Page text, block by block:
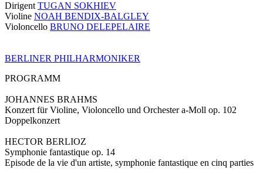
Dirigent TUGAN SOKHIEV
Violine NOAH BENDIX-BALGLEY
Violoncello BRUNO DELEPELAIRE
BERLINER PHILHARMONIKER
PROGRAMM
JOHANNES BRAHMS
Konzert für Violine, Violoncello und Orchester a-Moll op. 102
Doppelkonzert
HECTOR BERLIOZ
Symphonie fantastique op. 14
Episode de la vie d'un artiste, symphonie fantastique en cinq parties